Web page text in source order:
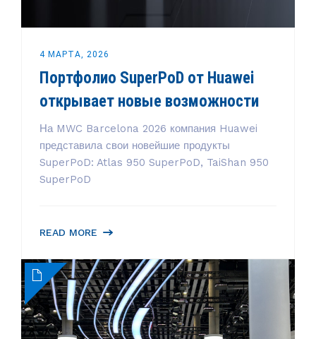
4 МАРТА, 2026
Портфолио SuperPoD от Huawei
открывает новые возможности
На MWC Barcelona 2026 компания Huawei
представила свои новейшие продукты
SuperPoD: Atlas 950 SuperPoD, TaiShan 950
SuperPoD
READ MORE